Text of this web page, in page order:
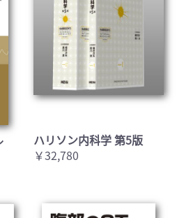
ハリソン内科学 第5版
￥32,780